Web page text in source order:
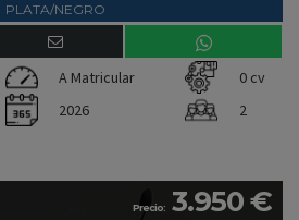
PLATA/NEGRO
A Matricular
0 cv
2026 2
Precio: 3.950 €